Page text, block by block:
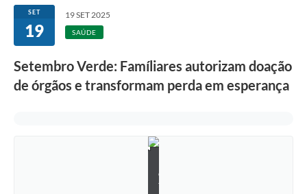
SET
19
19 SET 2025
SAÚDE
Setembro Verde: Famíliares autorizam doação
de órgãos e transformam perda em esperança
o
t